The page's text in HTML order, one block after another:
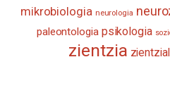
mikrobiologia neurologia
paleontologia psikologia
zientzia